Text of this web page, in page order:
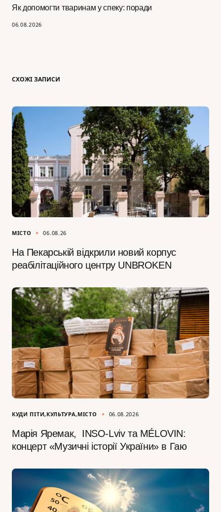
Як допомогти тваринам у спеку: поради
06.08.2026
СХОЖІ ЗАПИСИ
МІСТО 06.08.26
На Пекарській відкрили новий корпус
реабілітаційного центру UNBROKEN
КУДИ ПІТИ КУЛЬТУРА МІСТО 06.08.2026
Марія Яремак, INSO-Lviv та MÉLOVIN:
концерт «Музичні історії України» в Гаю